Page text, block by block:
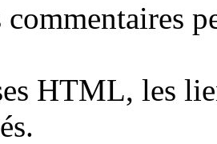
commentaires
HTML, les